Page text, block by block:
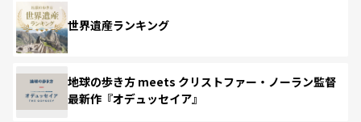
世界遺産ランキング
地球の歩き方 meets クリストファー・ノーラン監督
最新作『オデュッセイア』